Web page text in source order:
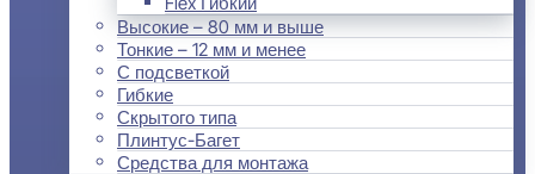
Высокие – 80 мм и выше
Тонкие – 12 мм и менее
С подсветкой
Гибкие
Скрытого типа
Плинтус-Багет
Средства для монтажа